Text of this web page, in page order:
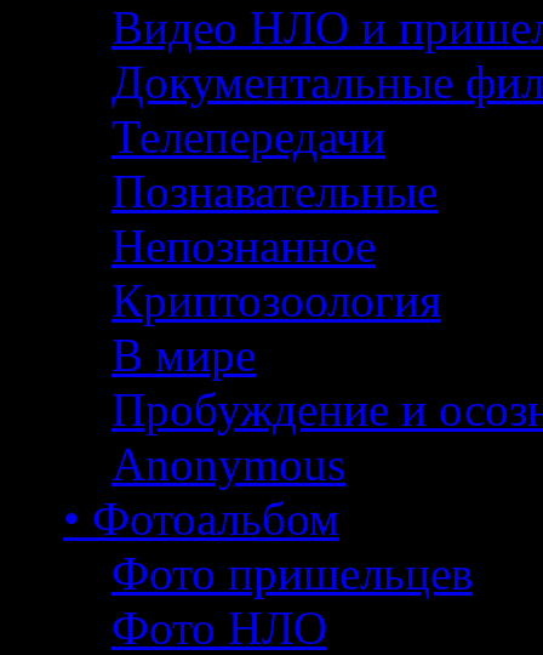
Видео НЛО и
Документальные
Телепередачи
Познавательные
Непознанное
Криптозоология
В мире
Пробуждение и
Anonymous
• Фотоальбом
Фото пришельцев
Фото НЛО